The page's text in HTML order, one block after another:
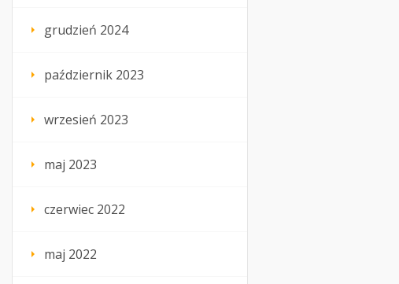
grudzień 2024
październik 2023
wrzesień 2023
maj 2023
czerwiec 2022
maj 2022